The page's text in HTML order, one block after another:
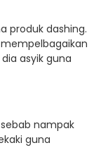
produk dashing.
asyik guna
nampak
guna